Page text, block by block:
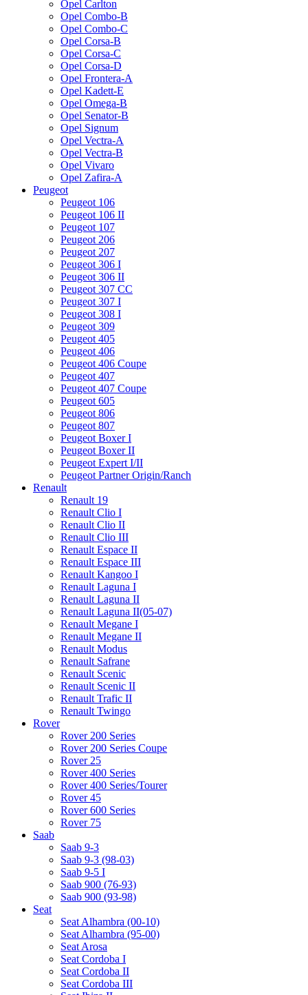
Opel Carlton
Opel Combo-B
Opel Combo-C
Opel Corsa-B
Opel Corsa-C
Opel Corsa-D
Opel Frontera-A
Opel Kadett-E
Opel Omega-B
Opel Senator-B
Opel Signum
Opel Vectra-A
Opel Vectra-B
Opel Vivaro
Opel Zafira-A
Peugeot
Peugeot 106
Peugeot 106 II
Peugeot 107
Peugeot 206
Peugeot 207
Peugeot 306 I
Peugeot 306 II
Peugeot 307 CC
Peugeot 307 I
Peugeot 308 I
Peugeot 309
Peugeot 405
Peugeot 406
Peugeot 406 Coupe
Peugeot 407
Peugeot 407 Coupe
Peugeot 605
Peugeot 806
Peugeot 807
Peugeot Boxer I
Peugeot Boxer II
Peugeot Expert I/II
Peugeot Partner Origin/Ranch
Renault
Renault 19
Renault Clio I
Renault Clio II
Renault Clio III
Renault Espace II
Renault Espace III
Renault Kangoo I
Renault Laguna I
Renault Laguna II
Renault Laguna II(05-07)
Renault Megane I
Renault Megane II
Renault Modus
Renault Safrane
Renault Scenic
Renault Scenic II
Renault Trafic II
Renault Twingo
Rover
Rover 200 Series
Rover 200 Series Coupe
Rover 25
Rover 400 Series
Rover 400 Series/Tourer
Rover 45
Rover 600 Series
Rover 75
Saab
Saab 9-3
Saab 9-3 (98-03)
Saab 9-5 I
Saab 900 (76-93)
Saab 900 (93-98)
Seat
Seat Alhambra (00-10)
Seat Alhambra (95-00)
Seat Arosa
Seat Cordoba I
Seat Cordoba II
Seat Cordoba III